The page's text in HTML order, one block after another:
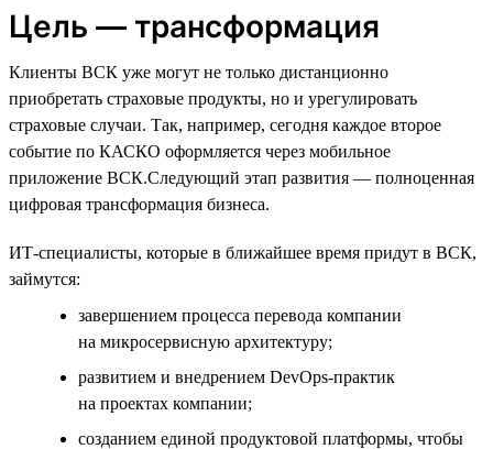
Цель — трансформация
Клиенты ВСК уже могут не только дистанционно
приобретать страховые продукты, но и урегулировать
страховые случаи. Так, например, сегодня каждое второе
событие по КАСКО оформляется через мобильное
приложение ВСК.Следующий этап развития — полноценная
цифровая трансформация бизнеса.
ИТ-специалисты, которые в ближайшее время придут в ВСК,
займутся:
завершением процесса перевода компании
на микросервисную архитектуру;
развитием и внедрением DevOps-практик
на проектах компании;
созданием единой продуктовой платформы, чтобы